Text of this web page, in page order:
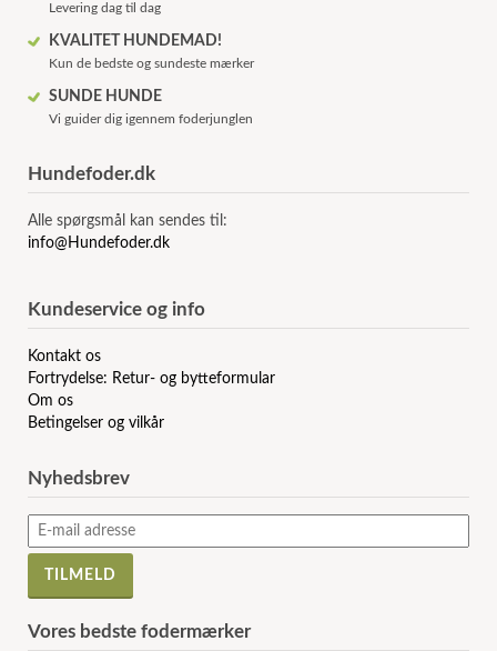
Levering dag til dag
KVALITET HUNDEMAD!
Kun de bedste og sundeste mærker
SUNDE HUNDE
Vi guider dig igennem foderjunglen
Hundefoder.dk
Alle spørgsmål kan sendes til:
info@Hundefoder.dk
Kundeservice og info
Kontakt os
Fortrydelse: Retur- og bytteformular
Om os
Betingelser og vilkår
Nyhedsbrev
Vores bedste fodermærker